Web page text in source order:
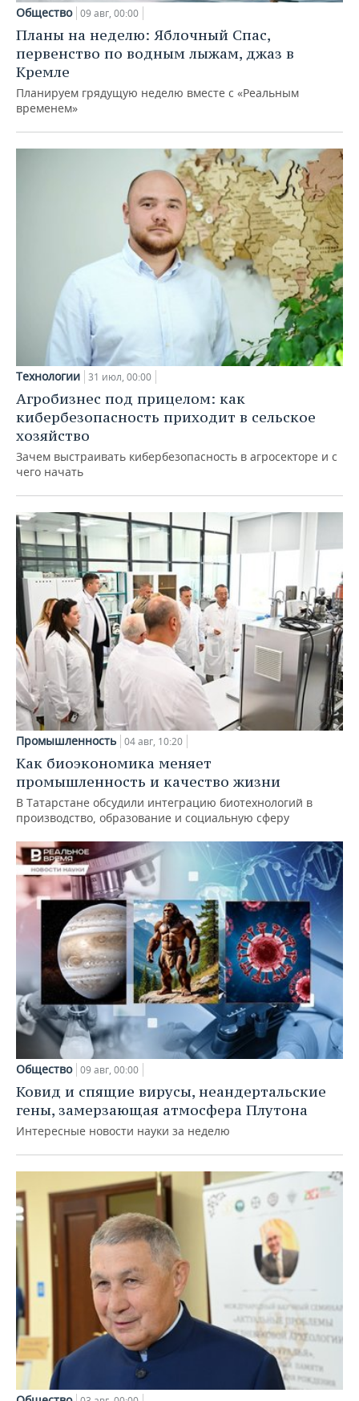
Общество 09 авг, 00:00
Планы на неделю: Яблочный Спас,
первенство по водным лыжам, джаз в
Кремле
Планируем грядущую неделю вместе с «Реальным
временем»
Технологии 31 июл, 00:00
Агробизнес под прицелом: как
кибербезопасность приходит в сельское
хозяйство
Зачем выстраивать кибербезопасность в агросекторе и с
чего начать
Промышленность 04 авг, 10:20
Как биоэкономика меняет
промышленность и качество жизни
В Татарстане обсудили интеграцию биотехнологий в
производство, образование и социальную сферу
Общество 09 авг, 00:00
Ковид и спящие вирусы, неандертальские
гены, замерзающая атмосфера Плутона
Интересные новости науки за неделю